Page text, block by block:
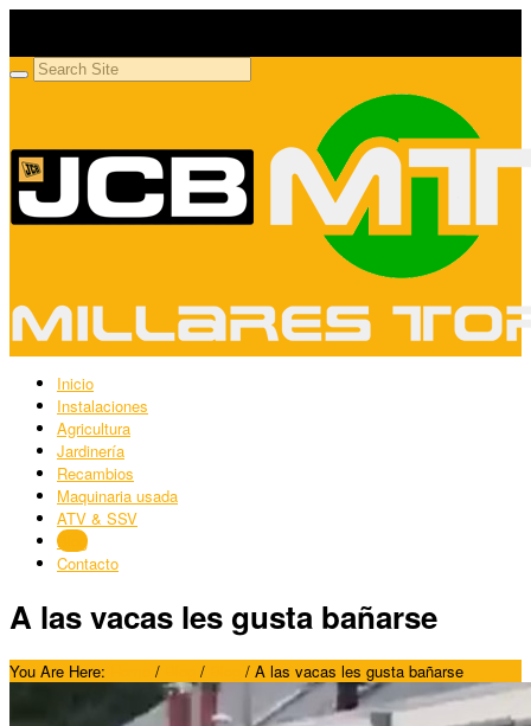
Inicio
Instalaciones
Agricultura
Jardinería
Recambios
Maquinaria usada
ATV & SSV
Blog
Contacto
A las vacas les gusta bañarse
You Are Here: / / / A las vacas les gusta bañarse